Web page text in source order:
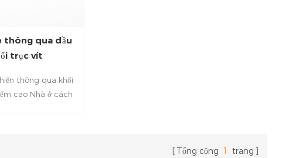
thông qua đầu
trục vít
thông qua khối
cao Nhà ở cách
Tổng cộng 1 trang